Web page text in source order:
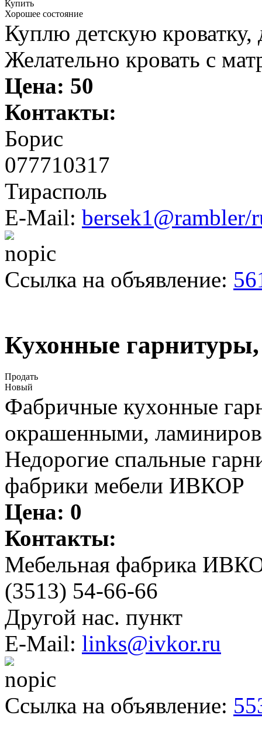
Купить
Хорошее состояние
Куплю детскую кроватку,
Желательно кровать с
Цена: 50
Контакты:
Борис
077710317
Тирасполь
E-Mail: bersek1@rambler/
Ссылка на объявление:
Кухонные
Продать
Новый
Фабричные кухонные
окрашенными,
Недорогие спальные
фабрики мебели ИВКОР
Цена: 0
Контакты:
Мебельная фабрика
(3513) 54-66-66
Другой нас. пункт
E-Mail: links@ivkor.ru
Ссылка на объявление: